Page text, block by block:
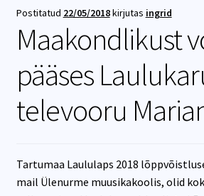
Telli Fa-Diees esinema
Tulen Fa-Dieesi laulma
Postitatud 22/05/2018kirjutas ingrid
Maakondlikust
pääses
televooru
Tartumaa Laululaps 2018
mail Ülenurme muusikakoolis, olid